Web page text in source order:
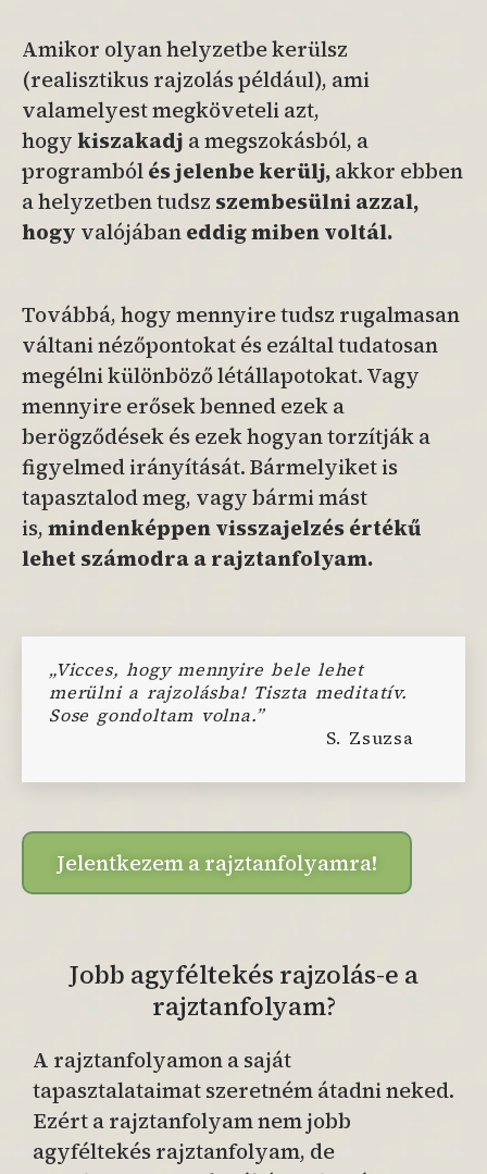
Amikor olyan helyzetbe kerülsz
(realisztikus rajzolás például), ami
valamelyest megköveteli azt,
hogykiszakadj a megszokásból, a
programbólés jelenbe kerülj,akkor ebben
a helyzetben tudsz szembesülni azzal,
hogy valójábaneddig miben voltál.
Továbbá, hogy mennyire tudsz rugalmasan
váltani nézőpontokat és ezáltal tudatosan
megélni különböző létállapotokat. Vagy
mennyire erősek benned ezek a
berögződések és ezek hogyan torzítják a
figyelmed irányítását. Bármelyiket is
tapasztalod meg, vagy bármi mást
is,mindenképpen visszajelzés értékű
lehet számodra a rajztanfolyam.
„Vicces, hogy mennyire bele lehet
merülni a rajzolásba! Tiszta meditatív.
Sose gondoltam volna.”
S. Zsuzsa
Jelentkezem a rajztanfolyamra!
Jobb agyféltekés rajzolás-e a
rajztanfolyam?
A rajztanfolyamon a saját
tapasztalataimat szeretném átadni neked.
Ezért a rajztanfolyam nem jobb
agyféltekés rajztanfolyam, de